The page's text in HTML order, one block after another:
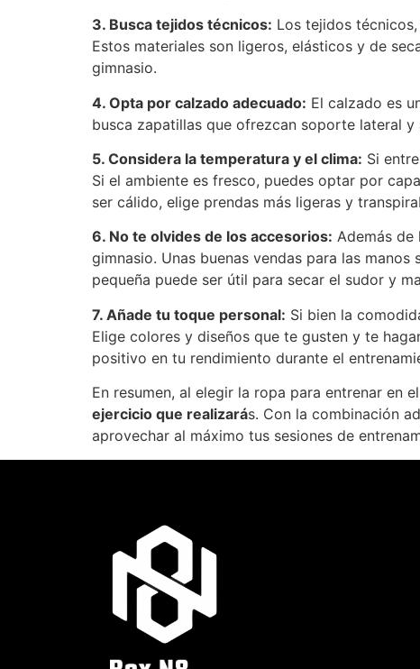
3. Busca tejidos técnicos: Los tejidos
Estos materiales son ligeros, elásticos y de
gimnasio.
4. Opta por calzado adecuado: El calzado es
busca zapatillas que ofrezcan soporte lateral
5. Considera la temperatura y el clima: Si
Si el ambiente es fresco, puedes optar por
ser cálido, elige prendas más ligeras y
6. No te olvides de los accesorios: Además de
gimnasio. Unas buenas vendas para las
pequeña puede ser útil para secar el sudor y
7. Añade tu toque personal: Si bien la
Elige colores y diseños que te gusten y te
positivo en tu rendimiento durante el
En resumen, al elegir la ropa para entrenar en
ejercicio que realizarás. Con la combinación
aprovechar al máximo tus sesiones de